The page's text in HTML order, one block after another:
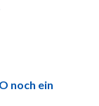
noch ein